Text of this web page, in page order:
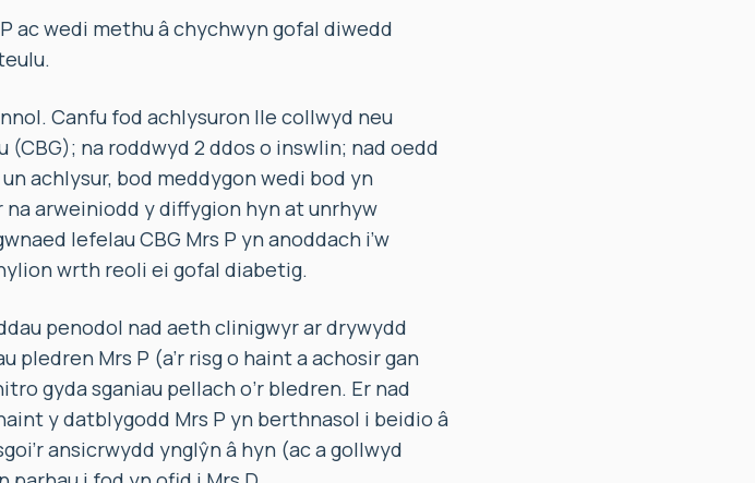
ac wedi methu â chychwyn gofal diwedd
Canfu fod achlysuron lle collwyd neu
na roddwyd 2 ddos o inswlin; nad oedd
achlysur, bod meddygon wedi bod yn
arweiniodd y diffygion hyn at unrhyw
lefelau CBG Mrs P yn anoddach i’w
wrth reoli ei gofal diabetig.
penodol nad aeth clinigwyr ar drywydd
pledren Mrs P (a’r risg o haint a achosir gan
gyda sganiau pellach o’r bledren. Er nad
y datblygodd Mrs P yn berthnasol i beidio â
ansicrwydd ynglŷn â hyn (ac a gollwyd